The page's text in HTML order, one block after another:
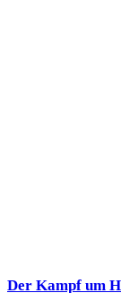
Der Kampf um